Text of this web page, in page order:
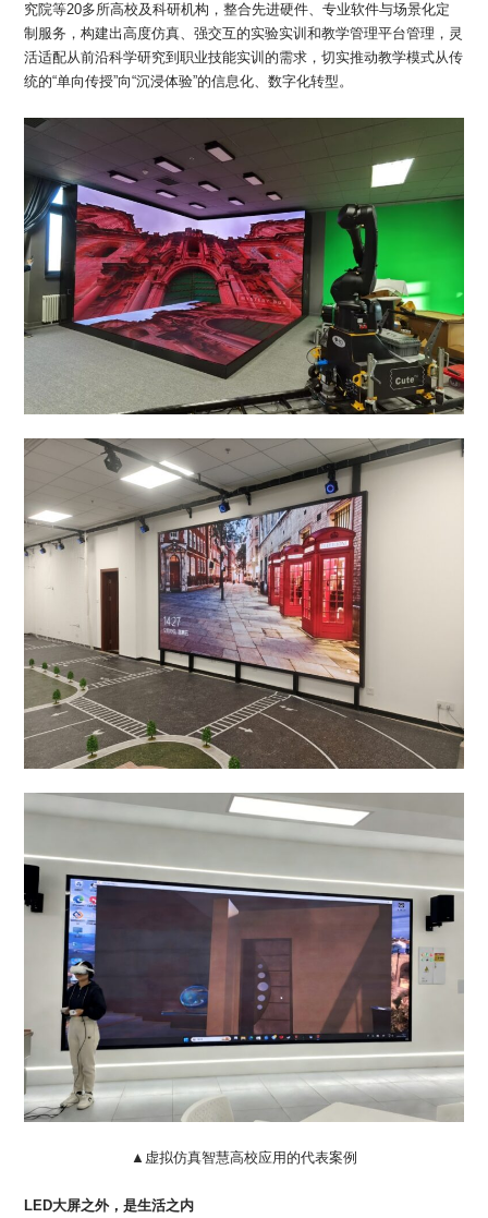
究院等20多所高校及科研机构，整合先进硬件、专业软件与场景化定
制服务，构建出高度仿真、强交互的实验实训和教学管理平台管理，灵
活适配从前沿科学研究到职业技能实训的需求，切实推动教学模式从传
统的“单向传授”向“沉浸体验”的信息化、数字化转型。
▲虚拟仿真智慧高校应用的代表案例
LED大屏之外，是生活之内